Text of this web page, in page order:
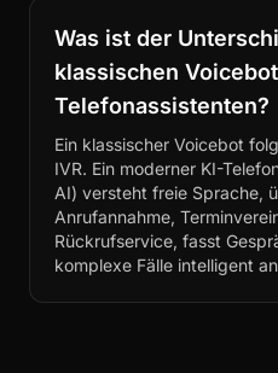
Was ist der
klassischen
Telefonassistenten?
Ein klassischer Voicebot
IVR. Ein moderner KI-
AI) versteht freie Sprache,
Anrufannahme,
Rückrufservice, fasst
komplexe Fälle intelligent